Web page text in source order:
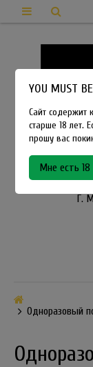
Г.
Одноразовый
YOU MUST
Сайт содержит
старше 18 лет.
прошу вас
Мне есть 18